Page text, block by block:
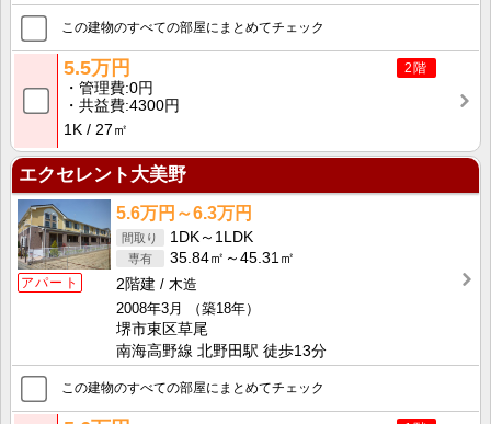
この建物のすべての部屋にまとめてチェック
2階
5.5万円
管理費 0円
共益費 4300円
1K
27㎡
エクセレント大美野
アパート
5.6万円～6.3万円
1DK～1LDK
35.84㎡～45.31㎡
2階建
木造
2008年3月
（築18年）
堺市東区草尾
南海高野線 北野田駅 徒歩13分
この建物のすべての部屋にまとめてチェック